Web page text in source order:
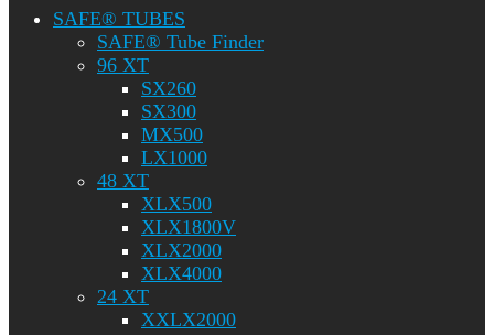
SAFE® TUBES
SAFE® Tube Finder
96 XT
SX260
SX300
MX500
LX1000
48 XT
XLX500
XLX1800V
XLX2000
XLX4000
24 XT
XXLX2000